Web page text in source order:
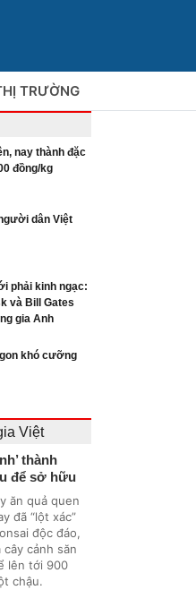
TRƯỜNG
nay thành đặc
đồng/kg
dân Việt
phải kinh ngạc:
và Bill Gates
gia Anh
khó cưỡng
Việt
thành
để sở hữu
ăn quả quen
đã “lột xác”
độc đáo,
cảnh săn
lên tới 900
chậu.